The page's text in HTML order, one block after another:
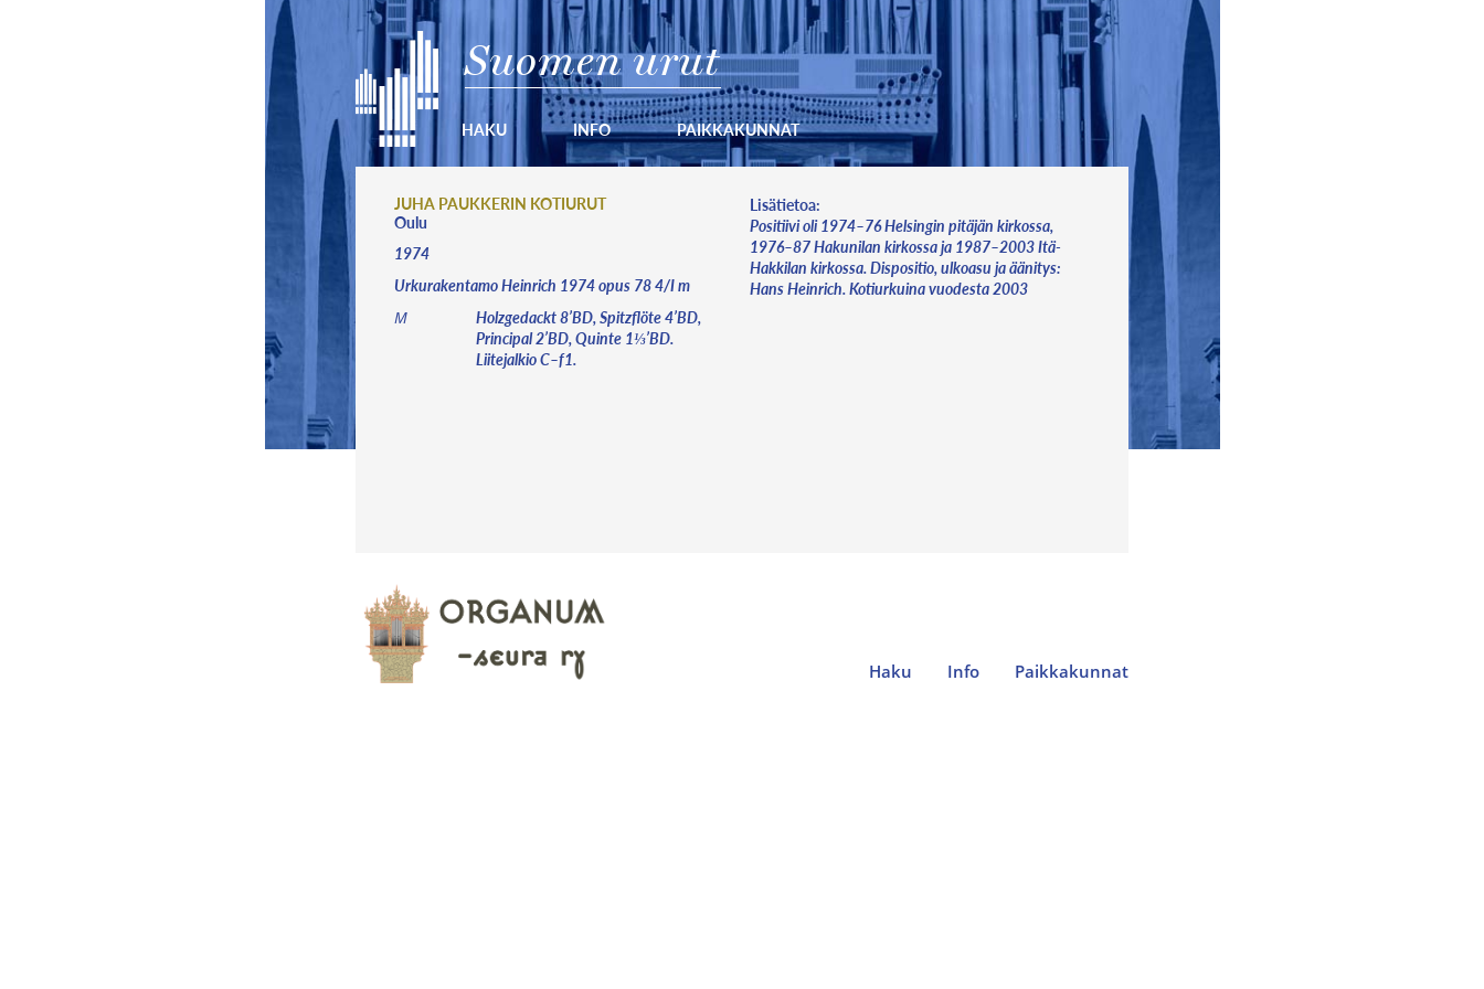
Suomen urut
HAKU INFO PAIKKAKUNNAT
JUHA PAUKKERIN KOTIURUT
Oulu
1974
Urkurakentamo Heinrich 1974 opus 78 4/I m
M
Holzgedackt 8’BD, Spitzflöte 4’BD,
Principal 2’BD, Quinte 1⅓’BD.
Liitejalkio C–f1.
Lisätietoa:
Positiivi oli 1974–76 Helsingin pitäjän kirkossa,
1976–87 Hakunilan kirkossa ja 1987–2003 Itä-
Hakkilan kirkossa. Dispositio, ulkoasu ja äänitys:
Hans Heinrich. Kotiurkuina vuodesta 2003
Haku Info Paikkakunnat